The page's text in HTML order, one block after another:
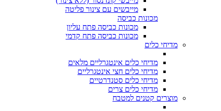
מייבשים עם צינור פליטה
מכונות כביסה
מכונות כביסה פתח עליון
מכונות כביסה פתח קדמי
מדיחי כלים
מדיחי כלים אינטגרליים מלאים
מדיחי כלים חצי אינטגרליים
מדיחי כלים סטנדרטיים
מדיחי כלים צרים
מוצרים קטנים למטבח